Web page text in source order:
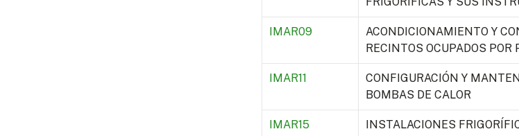
IMAR09
ACONDICIONAMIENTO Y
RECINTOS OCUPADOS POR
IMAR11
CONFIGURACIÓN Y
BOMBAS DE CALOR
IMAR15 INSTALACIONES